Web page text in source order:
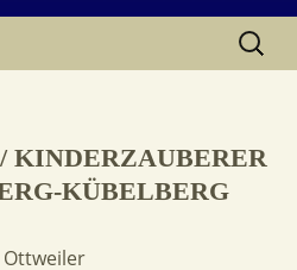
NACH:
KINDERZAUBERER
KÜBELBERG
Ottweiler